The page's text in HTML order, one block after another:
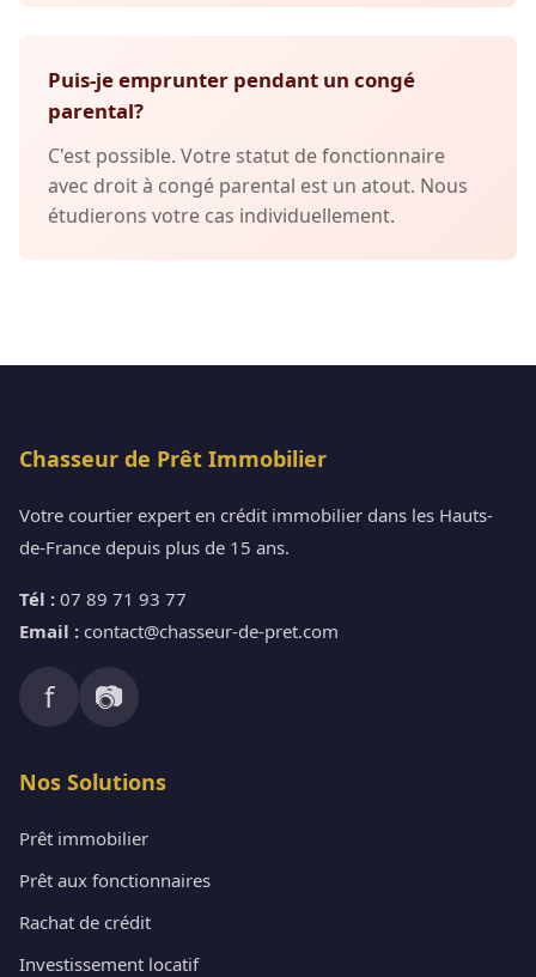
Puis-je emprunter pendant un congé
parental?
C'est possible. Votre statut de fonctionnaire
avec droit à congé parental est un atout. Nous
étudierons votre cas individuellement.
Chasseur de Prêt Immobilier
Votre courtier expert en crédit immobilier dans les Hauts-
de-France depuis plus de 15 ans.
Tél : 07 89 71 93 77
Email : contact@chasseur-de-pret.com
f 📷
Nos Solutions
Prêt immobilier
Prêt aux fonctionnaires
Rachat de crédit
Investissement locatif